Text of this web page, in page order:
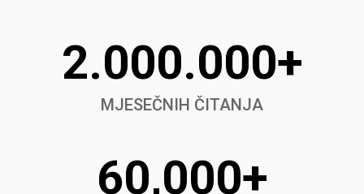
2.000.000+
MJESEČNIH ČITANJA
60,000+